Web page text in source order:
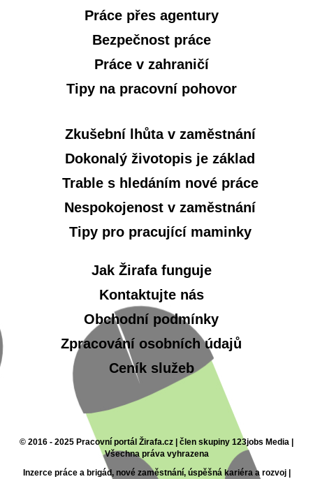
Práce přes agentury
Bezpečnost práce
Práce v zahraničí
Tipy na pracovní pohovor
Zkušební lhůta v zaměstnání
Dokonalý životopis je základ
Trable s hledáním nové práce
Nespokojenost v zaměstnání
Tipy pro pracující maminky
Jak Žirafa funguje
Kontaktujte nás
Obchodní podmínky
Zpracování osobních údajů
Ceník služeb
© 2016 - 2025 Pracovní portál Žirafa.cz | člen skupiny 123jobs Media |
Všechna práva vyhrazena
Inzerce práce a brigád, nové zaměstnání, úspěšná kariéra a rozvoj |